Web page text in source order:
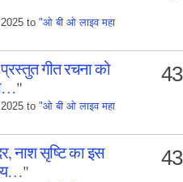
to "ओ बी ओ लाइव महा
गीत रचना को
"
to "ओ बी ओ लाइव महा
43
नाश सृष्टि का इस
"
43